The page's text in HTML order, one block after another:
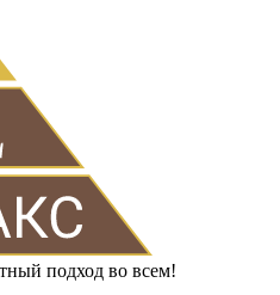
подход во всем!